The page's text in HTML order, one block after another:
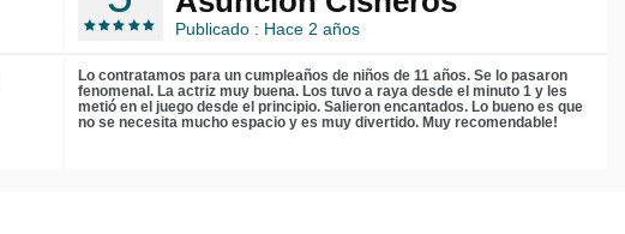
Publicado : Hace 2 años
Lo contratamos para un cumpleaños de niños de 11 años. Se lo pasaron
fenomenal. La actriz muy buena. Los tuvo a raya desde el minuto 1 y les
metió en el juego desde el principio. Salieron encantados. Lo bueno es que
no se necesita mucho espacio y es muy divertido. Muy recomendable!